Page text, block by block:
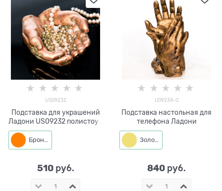
US09232
Подставка для украшений
Ладони US09232 полистоун
цв.под бронзу
Бронза
510 руб.
U09234-G
Подставка настольная для
телефона Ладони
Золото
840 руб.